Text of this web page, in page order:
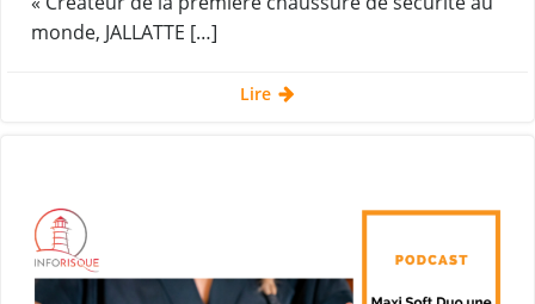
monde, JALLATTE […]
Lire